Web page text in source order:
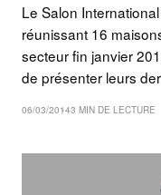
Le Salon
réunissant 16
secteur fin janvier
de présenter leurs
06/03/20143 MIN DE LECTURE